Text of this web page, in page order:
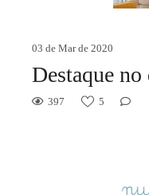
03 de Mar de 2020
Destaque
397 5